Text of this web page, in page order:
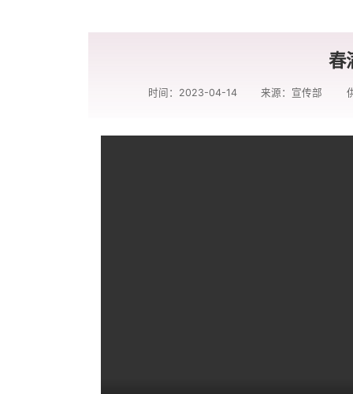
春
时间：2023-04-14 来源：宣传部